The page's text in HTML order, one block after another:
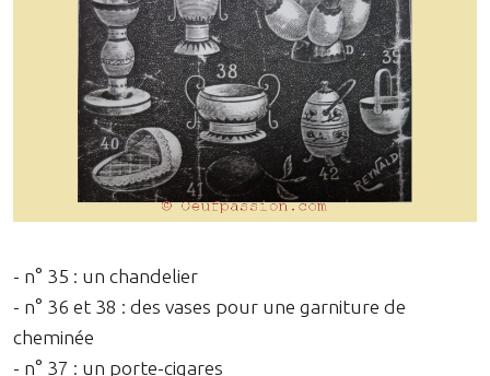
- n° 35 : un chandelier
- n° 36 et 38 : des vases pour une garniture de
cheminée
- n° 37 : un porte-cigares